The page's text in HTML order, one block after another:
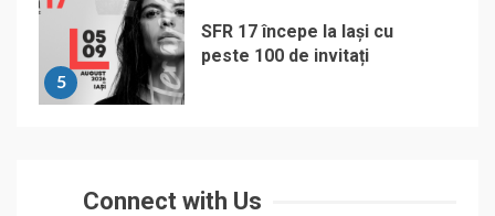
5
SFR 17 începe la Iași cu
peste 100 de invitați
Connect with Us